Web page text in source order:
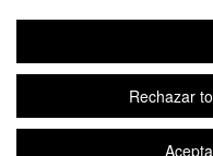
Rechazar
Día Internacional de Síndrome